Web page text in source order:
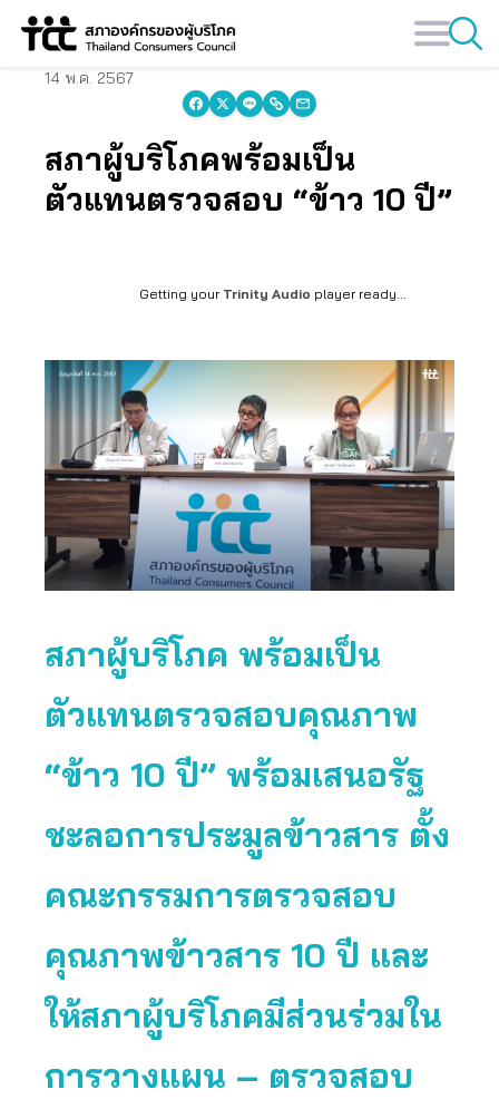
Skip
14 พ.ค. 2567
สภาผู้บริโภคพร้อมเป็น
ตัวแทนตรวจสอบ “ข้าว 10 ปี”
Getting your Trinity Audio player ready...
สภาผู้บริโภค พร้อมเป็น
ตัวแทนตรวจสอบคุณภาพ
“ข้าว 10 ปี” พร้อมเสนอรัฐ
ชะลอการประมูลข้าวสาร ตั้ง
คณะกรรมการตรวจสอบ
คุณภาพข้าวสาร 10 ปี และ
ให้สภาผู้บริโภคมีส่วนร่วมใน
การวางแผน – ตรวจสอบ